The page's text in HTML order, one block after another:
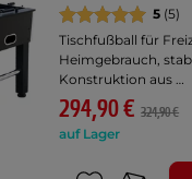
5 (5)
Tischfußball für
Heimgebrauch,
Konstruktion aus …
294,90 € 324,90 €
auf Lager